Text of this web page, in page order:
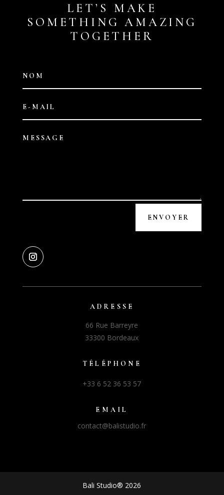
LET’S MAKE
SOMETHING AMAZING
TOGETHER
ENVOYER
ADRESSE
66 Rue Barreyre
33300 Bordeaux
TÉLÉPHONE
+33 6 52 36 53 57
EMAIL
contact@balistudio.fr
Bali Studio® 2026